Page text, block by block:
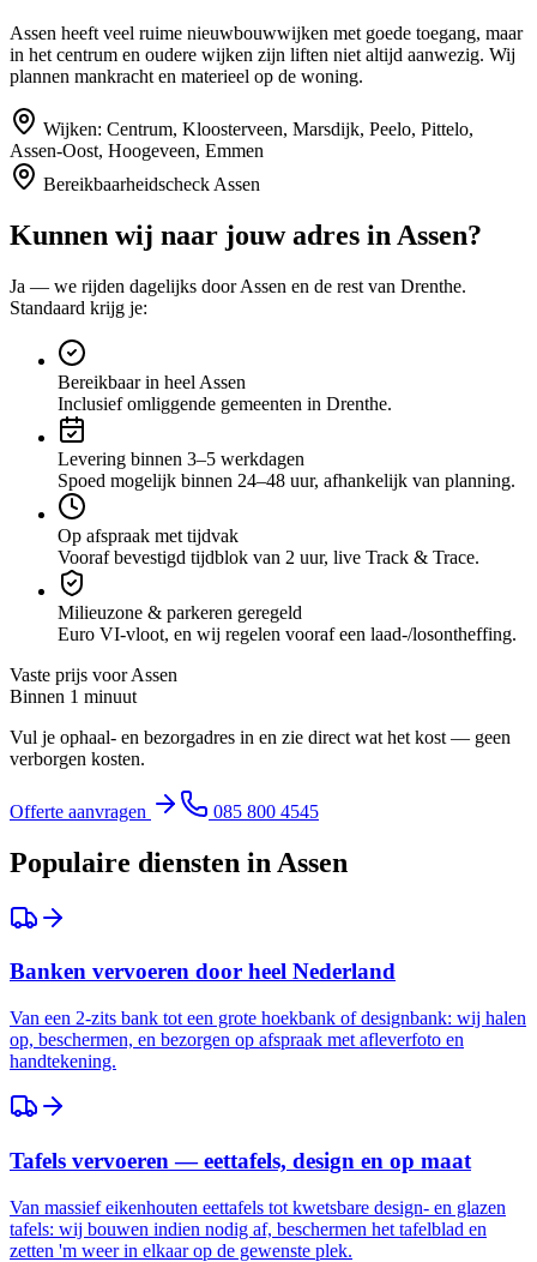
Assen heeft veel ruime nieuwbouwwijken met goede toegang, maar
in het centrum en oudere wijken zijn liften niet altijd aanwezig. Wij
plannen mankracht en materieel op de woning.
Wijken: Centrum, Kloosterveen, Marsdijk, Peelo, Pittelo,
Assen-Oost, Hoogeveen, Emmen
Bereikbaarheidscheck Assen
Kunnen wij naar jouw adres in Assen?
Ja — we rijden dagelijks doorAssen en de rest van Drenthe.
Standaard krijg je:
Bereikbaar in heel Assen
Inclusief omliggende gemeenten in Drenthe.
Levering binnen 3–5 werkdagen
Spoed mogelijk binnen 24–48 uur, afhankelijk van planning.
Op afspraak met tijdvak
Vooraf bevestigd tijdblok van 2 uur, live Track & Trace.
Milieuzone & parkeren geregeld
Euro VI-vloot, en wij regelen vooraf een laad-/losontheffing.
Vaste prijs voorAssen
Binnen 1 minuut
Vul je ophaal- en bezorgadres in en zie direct wat het kost — geen
verborgen kosten.
Offerte aanvragen 085 800 4545
Populaire diensten in Assen
Banken vervoeren door heel Nederland
Van een 2-zits bank tot een grote hoekbank of designbank: wij halen
op, beschermen, en bezorgen op afspraak met afleverfoto en
handtekening.
Tafels vervoeren — eettafels, design en op maat
Van massief eikenhouten eettafels tot kwetsbare design- en glazen
tafels: wij bouwen indien nodig af, beschermen het tafelblad en
zetten 'm weer in elkaar op de gewenste plek.